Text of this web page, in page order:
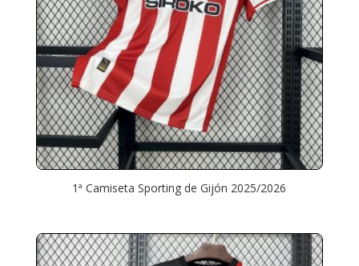
1ª Camiseta Sporting de Gijón 2025/2026